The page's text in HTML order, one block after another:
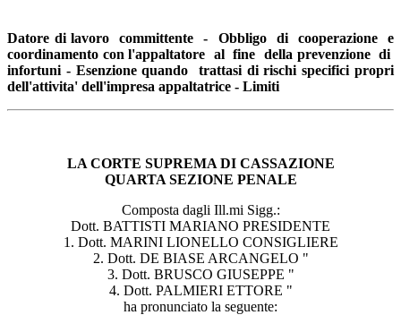
Datore di lavoro committente - Obbligo di cooperazione e
coordinamento con l'appaltatore al fine della prevenzione di
infortuni - Esenzione quando trattasi di rischi specifici propri
dell'attivita' dell'impresa appaltatrice - Limiti
LA CORTE SUPREMA DI CASSAZIONE
QUARTA SEZIONE PENALE
Composta dagli Ill.mi Sigg.:
Dott. BATTISTI MARIANO PRESIDENTE
1. Dott. MARINI LIONELLO CONSIGLIERE
2. Dott. DE BIASE ARCANGELO "
3. Dott. BRUSCO GIUSEPPE "
4. Dott. PALMIERI ETTORE "
ha pronunciato la seguente: